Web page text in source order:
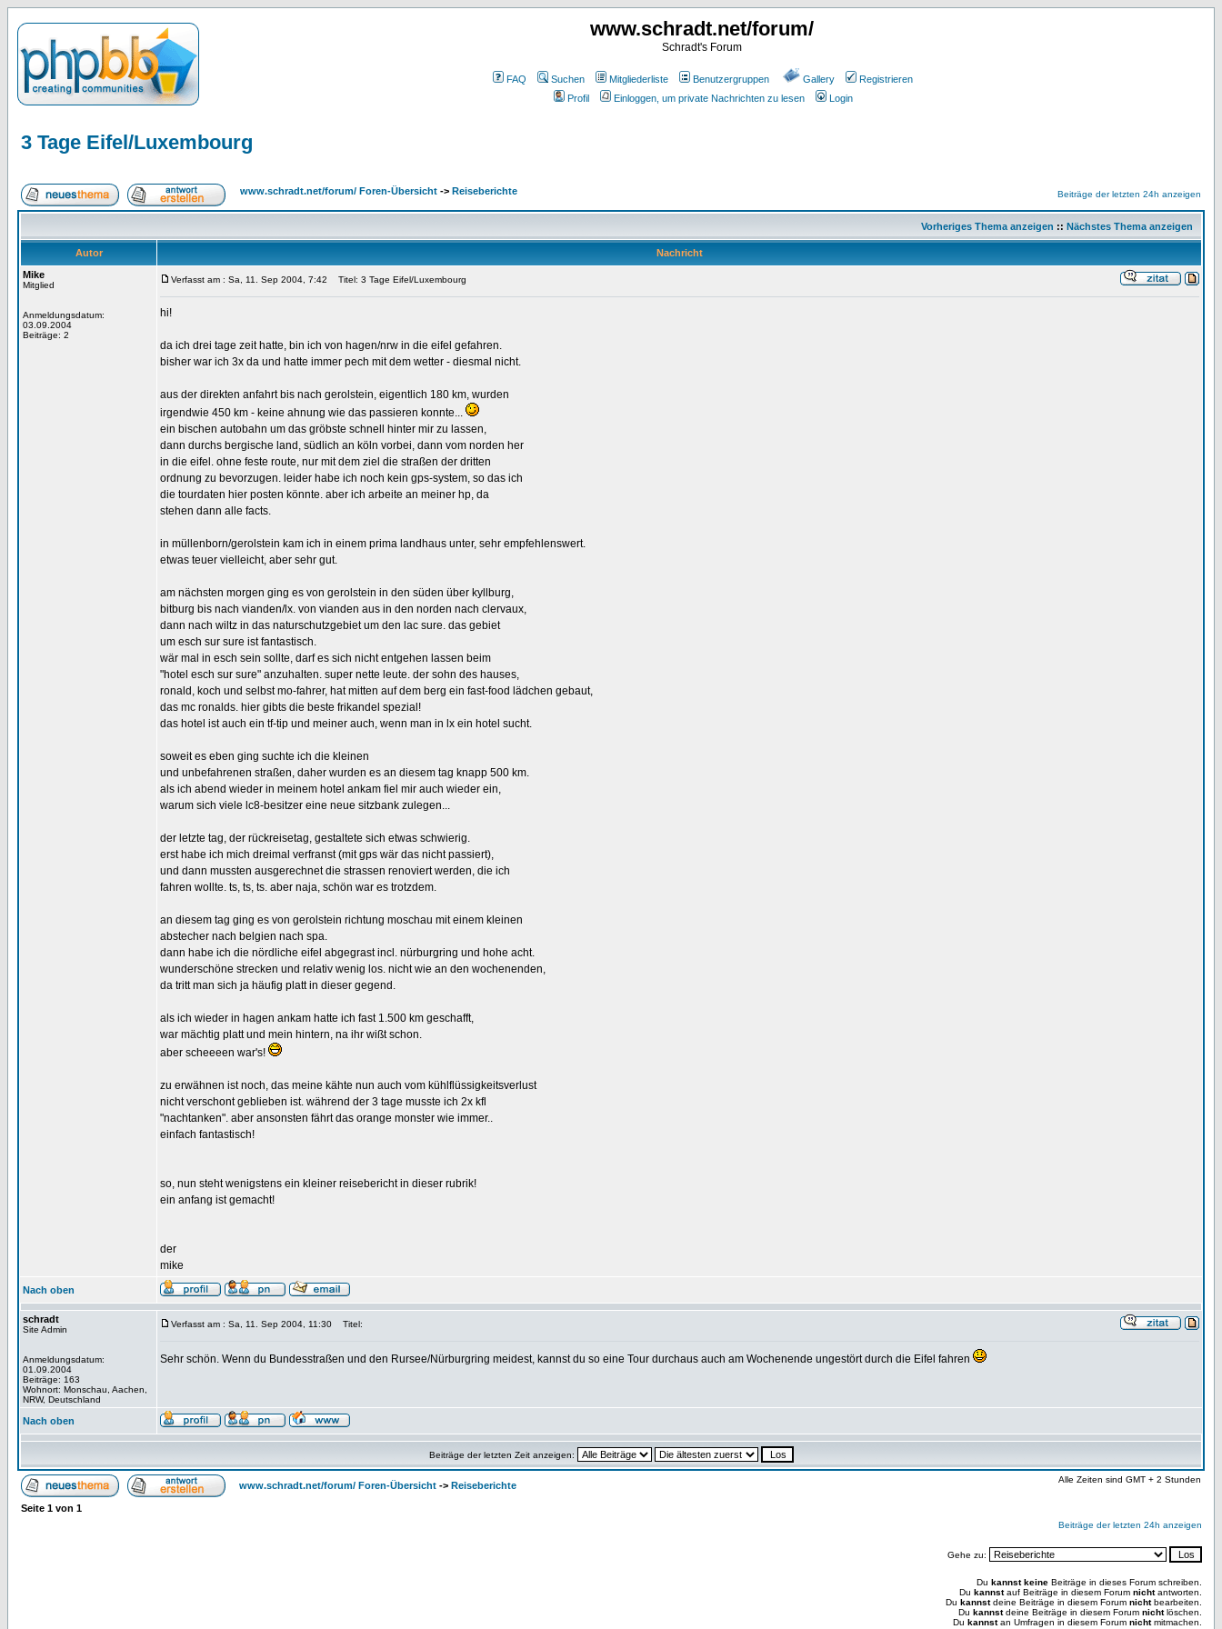
www.schradt.net/forum/
Schradt's Forum
FAQ Suchen Mitgliederliste Benutzergruppen Gallery
Registrieren
Profil
Einloggen, um private Nachrichten zu lesen Login
3 Tage Eifel/Luxembourg
www.schradt.net/forum/ Foren-Übersicht -> Reiseberichte Beiträge der letzten 24h anzeigen
Vorheriges Thema anzeigen :: Nächstes Thema anzeigen
Autor
Nachricht
Mike
Mitglied
Anmeldungsdatum:
03.09.2004
Beiträge: 2
Verfasst am : Sa, 11. Sep 2004, 7:42 Titel: 3 Tage Eifel/Luxembourg
hi!
da ich drei tage zeit hatte, bin ich von hagen/nrw in die eifel gefahren.
bisher war ich 3x da und hatte immer pech mit dem wetter - diesmal nicht.
aus der direkten anfahrt bis nach gerolstein, eigentlich 180 km, wurden
irgendwie 450 km - keine ahnung wie das passieren konnte...
ein bischen autobahn um das gröbste schnell hinter mir zu lassen,
dann durchs bergische land, südlich an köln vorbei, dann vom norden her
in die eifel. ohne feste route, nur mit dem ziel die straßen der dritten
ordnung zu bevorzugen. leider habe ich noch kein gps-system, so das ich
die tourdaten hier posten könnte. aber ich arbeite an meiner hp, da
stehen dann alle facts.
in müllenborn/gerolstein kam ich in einem prima landhaus unter, sehr empfehlenswert.
etwas teuer vielleicht, aber sehr gut.
am nächsten morgen ging es von gerolstein in den süden über kyllburg,
bitburg bis nach vianden/lx. von vianden aus in den norden nach clervaux,
dann nach wiltz in das naturschutzgebiet um den lac sure. das gebiet
um esch sur sure ist fantastisch.
wär mal in esch sein sollte, darf es sich nicht entgehen lassen beim
"hotel esch sur sure" anzuhalten. super nette leute. der sohn des hauses,
ronald, koch und selbst mo-fahrer, hat mitten auf dem berg ein fast-food lädchen gebaut,
das mc ronalds. hier gibts die beste frikandel spezial!
das hotel ist auch ein tf-tip und meiner auch, wenn man in lx ein hotel sucht.
soweit es eben ging suchte ich die kleinen
und unbefahrenen straßen, daher wurden es an diesem tag knapp 500 km.
als ich abend wieder in meinem hotel ankam fiel mir auch wieder ein,
warum sich viele lc8-besitzer eine neue sitzbank zulegen...
der letzte tag, der rückreisetag, gestaltete sich etwas schwierig.
erst habe ich mich dreimal verfranst (mit gps wär das nicht passiert),
und dann mussten ausgerechnet die strassen renoviert werden, die ich
fahren wollte. ts, ts, ts. aber naja, schön war es trotzdem.
an diesem tag ging es von gerolstein richtung moschau mit einem kleinen
abstecher nach belgien nach spa.
dann habe ich die nördliche eifel abgegrast incl. nürburgring und hohe acht.
wunderschöne strecken und relativ wenig los. nicht wie an den wochenenden,
da tritt man sich ja häufig platt in dieser gegend.
als ich wieder in hagen ankam hatte ich fast 1.500 km geschafft,
war mächtig platt und mein hintern, na ihr wißt schon.
aber scheeeen war's!
zu erwähnen ist noch, das meine kähte nun auch vom kühlflüssigkeitsverlust
nicht verschont geblieben ist. während der 3 tage musste ich 2x kfl
"nachtanken". aber ansonsten fährt das orange monster wie immer..
einfach fantastisch!
so, nun steht wenigstens ein kleiner reisebericht in dieser rubrik!
ein anfang ist gemacht!
der
mike
Nach oben
schradt
Site Admin
Anmeldungsdatum:
01.09.2004
Beiträge: 163
Wohnort: Monschau, Aachen,
NRW, Deutschland
Verfasst am : Sa, 11. Sep 2004, 11:30 Titel:
Sehr schön. Wenn du Bundesstraßen und den Rursee/Nürburgring meidest, kannst du so eine Tour durchaus auch am Wochenende ungestört durch die Eifel fahren
Nach oben
Beiträge der letzten Zeit anzeigen:
www.schradt.net/forum/ Foren-Übersicht -> Reiseberichte
Alle Zeiten sind GMT + 2 Stunden
Seite 1 von 1
Beiträge der letzten 24h anzeigen
Gehe zu:
Du kannst keine Beiträge in dieses Forum schreiben.
Du kannstauf Beiträge in diesem Forum nichtantworten.
Du kannstdeine Beiträge in diesem Forum nichtbearbeiten.
Du kannstdeine Beiträge in diesem Forum nichtlöschen.
Du kannstan Umfragen in diesem Forum nichtmitmachen.